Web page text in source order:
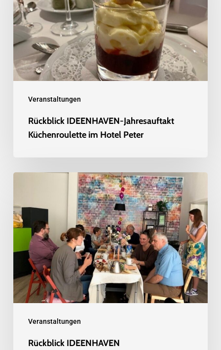
Veranstaltungen
Küchenroulette
im
Hotel
Peter
Rückblick IDEENHAVEN-Jahresauftakt
Küchenroulette im Hotel Peter
Veranstaltungen
Netzwerkfrühstück
im
KREATIVRAUM
Rückblick IDEENHAVEN